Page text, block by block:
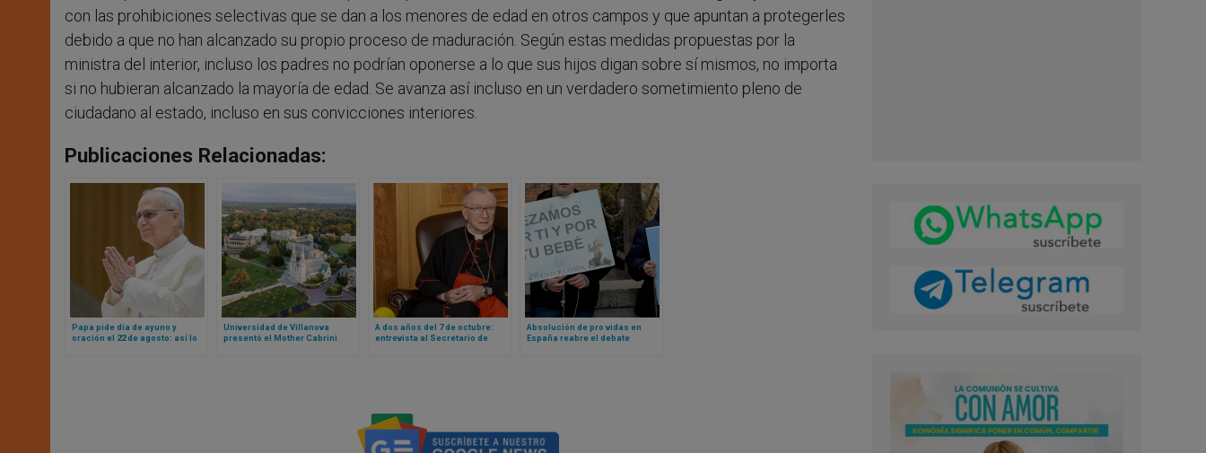
con las prohibiciones selectivas que se dan a los menores de edad en otros campos y que apuntan a protegerles
debido a que no han alcanzado su propio proceso de maduración. Según estas medidas propuestas por la
ministra del interior, incluso los padres no podrían oponerse a lo que sus hijos digan sobre sí mismos, no importa
si no hubieran alcanzado la mayoría de edad. Se avanza así incluso en un verdadero sometimiento pleno de
ciudadano al estado, incluso en sus convicciones interiores.
Publicaciones Relacionadas:
Papa pide día de ayuno y
oración el 22 de agosto: así lo
Universidad de Villanova
presentó el Mother Cabrini
A dos años del 7 de octubre:
entrevista al Secretario de
Absolución de pro vidas en
España reabre el debate